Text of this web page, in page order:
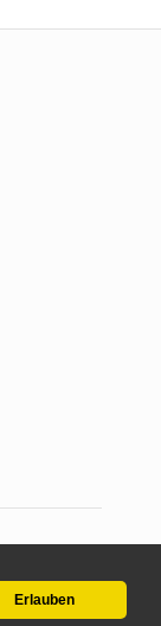
Erlauben